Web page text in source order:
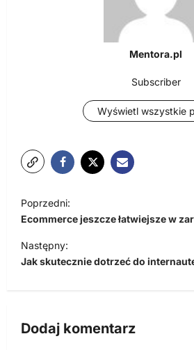
Mentora.pl
Subscriber
Wyświetl wszystkie
N
a
w
i
c
Poprzedni:
Ecommerce jeszcze łatwiejsze w
Następny:
Jak skutecznie dotrzeć do
Dodaj komentarz